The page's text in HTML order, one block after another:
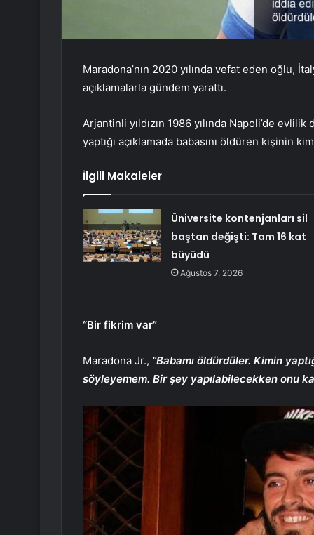
Maradona’nın 2020 yılında vefat eden oğlu,
açıklamalarla gündem yarattı.
Arjantinli yıldızın 1986 yılında Napoli’de
yaptığı açıklamada babasını öldüren kişinin
İlgili Makaleler
Üniversite kontenjanları sil
baştan değişti: Tam 16 kat
büyüdü
Ağustos 7, 2026
“Bir fikrim var”
Maradona Jr., “Babamı öldürdüler. Kimin
söyleyemem. Bir şey yapılabilecekken onu